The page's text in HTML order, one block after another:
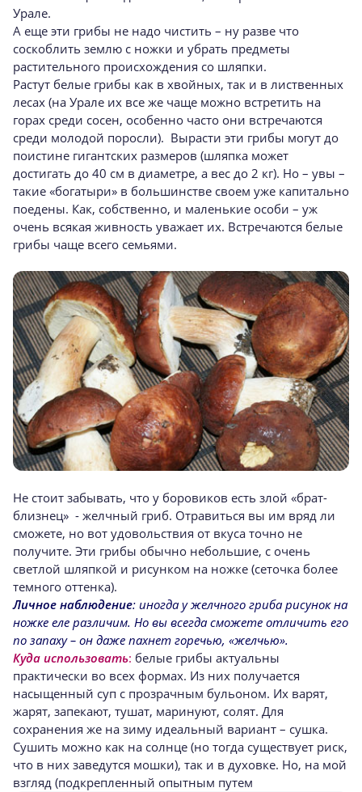
Урале.
А еще эти грибы не надо чистить – ну разве что
соскоблить землю с ножки и убрать предметы
растительного происхождения со шляпки.
Растут белые грибы как в хвойных, так и в лиственных
лесах (на Урале их все же чаще можно встретить на
горах среди сосен, особенно часто они встречаются
среди молодой поросли). Вырасти эти грибы могут до
поистине гигантских размеров (шляпка может
достигать до 40 см в диаметре, а вес до 2 кг). Но – увы –
такие «богатыри» в большинстве своем уже капитально
поедены. Как, собственно, и маленькие особи – уж
очень всякая живность уважает их. Встречаются белые
грибы чаще всего семьями.
Не стоит забывать, что у боровиков есть злой «брат-
близнец» - желчный гриб. Отравиться вы им вряд ли
сможете, но вот удовольствия от вкуса точно не
получите. Эти грибы обычно небольшие, с очень
светлой шляпкой и рисунком на ножке (сеточка более
темного оттенка).
Личное наблюдение: иногда у желчного гриба рисунок на
ножке еле различим. Но вы всегда сможете отличить его
по запаху – он даже пахнет горечью, «желчью».
Куда использовать: белые грибы актуальны
практически во всех формах. Из них получается
насыщенный суп с прозрачным бульоном. Их варят,
жарят, запекают, тушат, маринуют, солят. Для
сохранения же на зиму идеальный вариант – сушка.
Сушить можно как на солнце (но тогда существует риск,
что в них заведутся мошки), так и в духовке. Но, на мой
взгляд (подкрепленный опытным путем